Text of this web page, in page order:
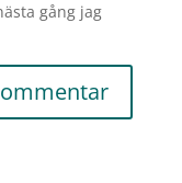
gång jag